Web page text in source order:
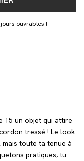
ouvrables !
15 un objet qui attire
tressé ! Le look
mais toute ta tenue à
pratiques, tu